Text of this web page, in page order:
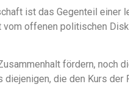
ist das Gegenteil einer
offenen politischen
fördern, noch
die den Kurs der